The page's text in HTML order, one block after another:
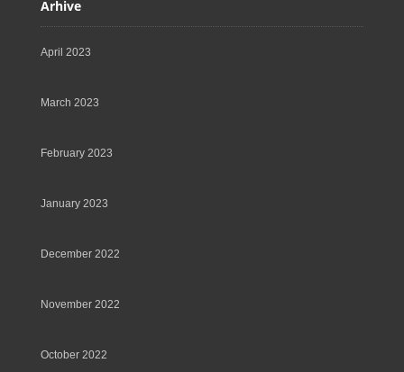
Arhive
April 2023
March 2023
February 2023
January 2023
December 2022
November 2022
October 2022